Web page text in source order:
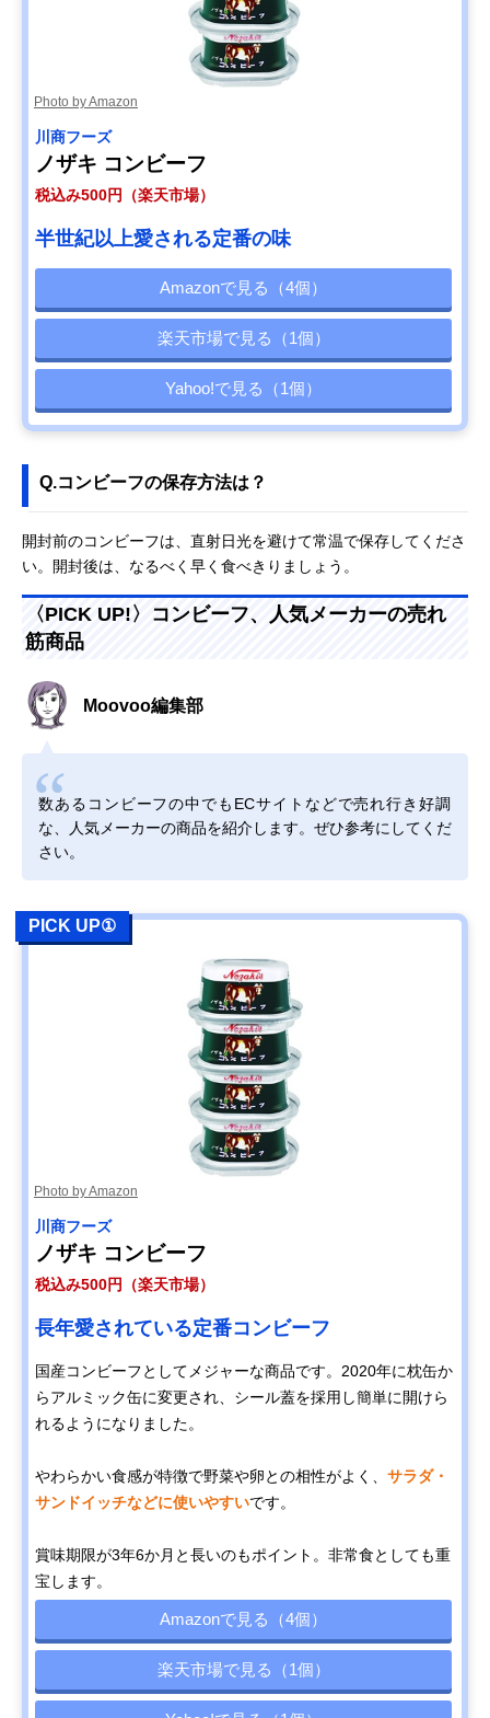
Photo by Amazon
川商フーズ
ノザキ コンビーフ
税込み500円（楽天市場）
半世紀以上愛される定番の味
Amazonで見る（4個）
楽天市場で見る（1個）
Yahoo!で見る（1個）
Q.コンビーフの保存方法は？
開封前のコンビーフは、直射日光を避けて常温で保存してくださ
い。開封後は、なるべく早く食べきりましょう。
〈PICK UP!〉コンビーフ、人気メーカーの売れ
筋商品
Moovoo編集部
数あるコンビーフの中でもECサイトなどで売れ行き好調
な、人気メーカーの商品を紹介します。ぜひ参考にしてくだ
さい。
PICK UP①
Photo by Amazon
川商フーズ
ノザキ コンビーフ
税込み500円（楽天市場）
長年愛されている定番コンビーフ
国産コンビーフとしてメジャーな商品です。2020年に枕缶か
らアルミック缶に変更され、シール蓋を採用し簡単に開けら
れるようになりました。
やわらかい食感が特徴で野菜や卵との相性がよく、 サラダ・
サンドイッチなどに使いやすいです。
賞味期限が3年6か月と長いのもポイント。非常食としても重
宝します。
Amazonで見る（4個）
楽天市場で見る（1個）